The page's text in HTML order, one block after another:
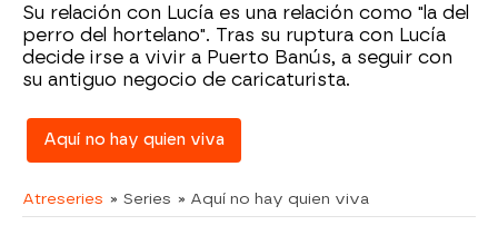
Su relación con Lucía es una relación como "la del
perro del hortelano". Tras su ruptura con Lucía
decide irse a vivir a Puerto Banús, a seguir con
su antiguo negocio de caricaturista.
Aquí no hay quien viva
Atreseries » Series » Aquí no hay quien viva